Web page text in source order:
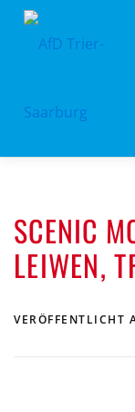
Zum
AKTUELLES
KONTAKT
SCENIC
LEIWEN,
VERÖFFENTLICHT